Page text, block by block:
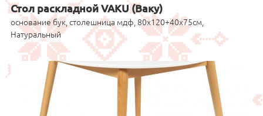
Стол раскладной VAKU (Ваку)
основание бук, столешница мдф, 80x120+40x75см,
Натуральный